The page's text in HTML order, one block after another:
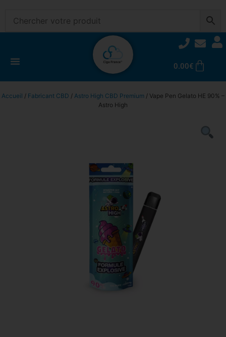
0.00€
Accueil / Fabricant CBD / Astro High CBD Premium / Vape Pen Gelato HE 90% –
Astro High